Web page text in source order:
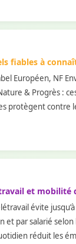
fiables à
Européen, NF
& Progrès :
protègent contre
et mobilité
évite
et par salarié selon
réduit les